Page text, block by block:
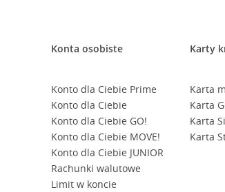
Konta osobiste
Konto dla Ciebie Prime
Konto dla Ciebie
Konto dla Ciebie GO!
Konto dla Ciebie MOVE!
Konto dla Ciebie JUNIOR
Rachunki walutowe
Limit w koncie
Karty
Karta
Karta
Karta
Karta